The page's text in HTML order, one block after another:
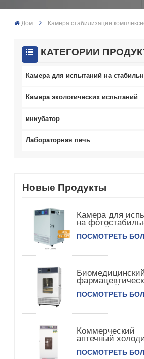
Дом Камера стабилизации
КАТЕГОРИИ
Камера для испытаний на
Камера экологических испытаний
инкубатор
Лабораторная печь
Новые Продукты
Камера для
на
сильной
150TPS
ПОСМОТРЕТЬ
вакцинный
медицинский
ПОСМОТРЕТЬ
Коммерческий
аптечный
холодильник для
ПОСМОТРЕТЬ